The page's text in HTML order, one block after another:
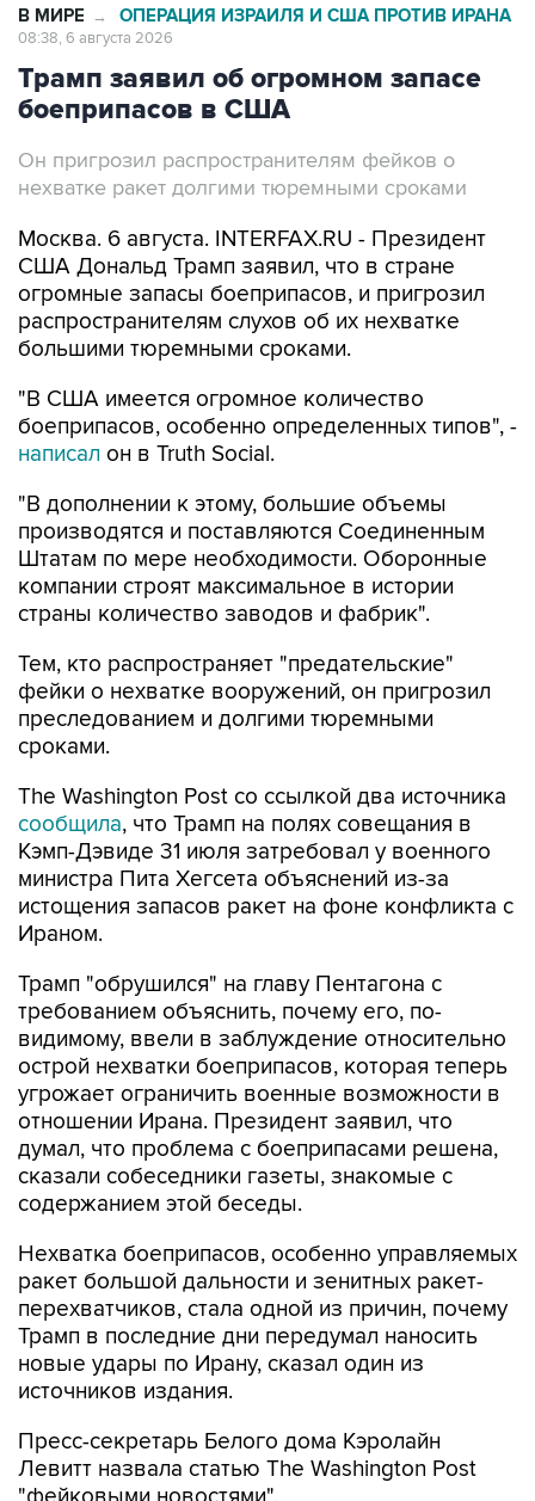
Трамп заявил об огромном запасе
боеприпасов в США
Он пригрозил распространителям фейков о
Москва. 6 августа. INTERFAX.RU - Президент
огромные запасы боеприпасов, и пригрозил
распространителям слухов об их нехватке
большими тюремными сроками.
"В США имеется огромное количество
написал он в Truth Social.
"В дополнении к этому, большие объемы
Штатам по мере необходимости. Оборонные
компании строят максимальное в истории
страны количество заводов и фабрик".
Тем, кто распространяет "предательские"
преследованием и долгими тюремными
сроками.
The Washington Post со ссылкой два источника
Кэмп-Дэвиде 31 июля затребовал у военного
министра Пита Хегсета объяснений из-за
истощения запасов ракет на фоне конфликта с
Ираном.
Трамп "обрушился" на главу Пентагона с
видимому, ввели в заблуждение относительно
острой нехватки боеприпасов, которая теперь
угрожает ограничить военные возможности в
отношении Ирана. Президент заявил, что
думал, что проблема с боеприпасами решена,
сказали собеседники газеты, знакомые с
содержанием этой беседы.
Нехватка боеприпасов, особенно управляемых
перехватчиков, стала одной из причин, почему
Трамп в последние дни передумал наносить
новые удары по Ирану, сказал один из
источников издания.
Пресс-секретарь Белого дома Кэролайн
"фейковыми новостями".